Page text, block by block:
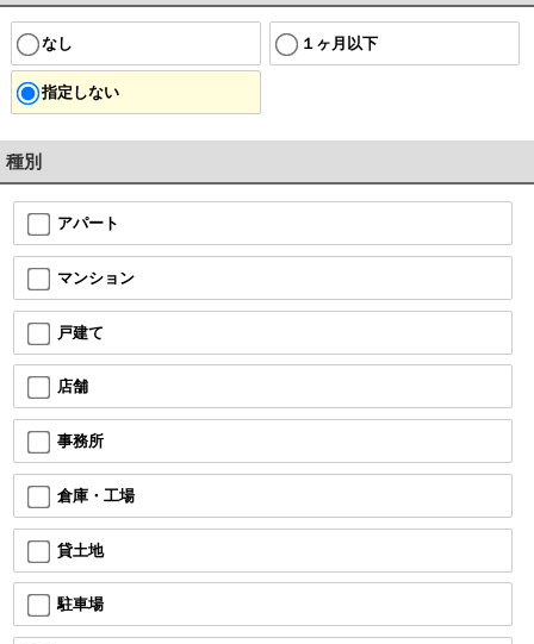
なし １ヶ月以下
指定しない
種別
アパート
マンション
戸建て
店舗
事務所
倉庫・工場
貸土地
駐車場